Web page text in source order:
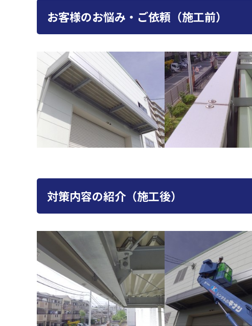
お客様のお悩み・ご依頼（施工前）
対策内容の紹介（施工後）